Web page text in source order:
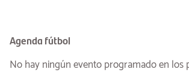
Agenda fútbol
No hay ningún evento programado en los